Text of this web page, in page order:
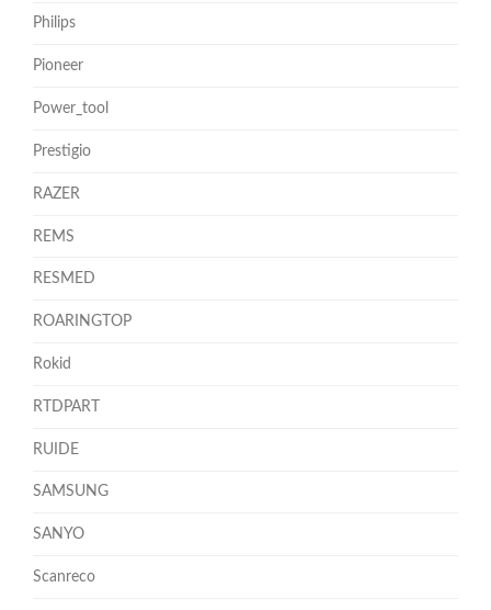
Philips
Pioneer
Power_tool
Prestigio
RAZER
REMS
RESMED
ROARINGTOP
Rokid
RTDPART
RUIDE
SAMSUNG
SANYO
Scanreco